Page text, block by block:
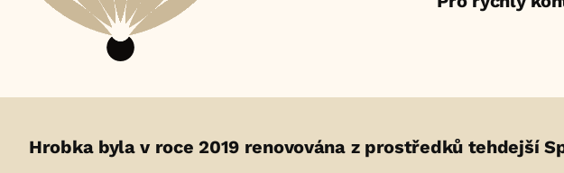
Životopis
Hrobka byla v roce 2019 renovována z prostředků tehdejší